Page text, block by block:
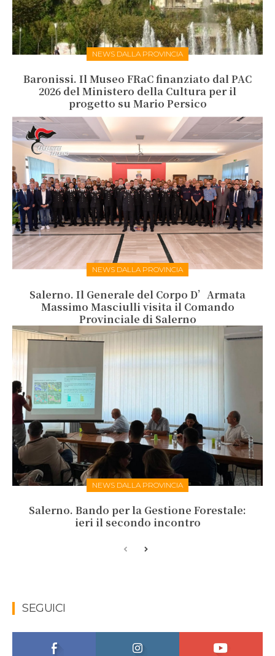
NEWS DALLA PROVINCIA
Baronissi. Il Museo FRaC finanziato dal PAC
2026 del Ministero della Cultura per il
progetto su Mario Persico
NEWS DALLA PROVINCIA
Salerno. Il Generale del Corpo D’Armata
Massimo Masciulli visita il Comando
Provinciale di Salerno
NEWS DALLA PROVINCIA
Salerno. Bando per la Gestione Forestale:
ieri il secondo incontro
SEGUICI